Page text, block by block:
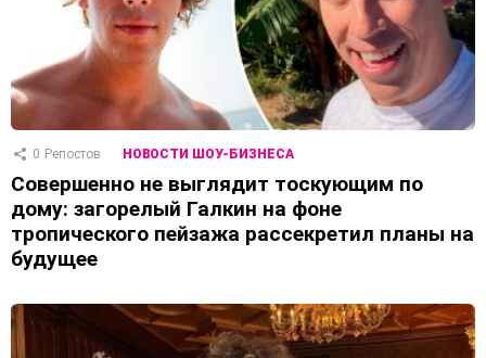
0 Репостов НОВОСТИ ШОУ-БИЗНЕСА
Совершенно не выглядит тоскующим по
дому: загорелый Галкин на фоне
тропического пейзажа рассекретил планы на
будущее